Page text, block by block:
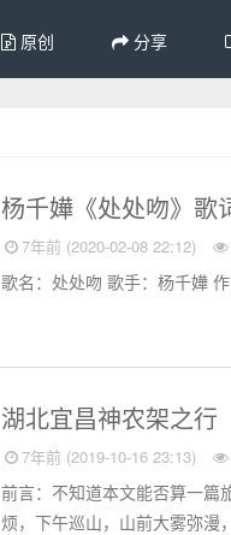
原创 分享
杨千嬅《处处吻》歌
7年前 (2020-02-08 22:12)
歌名：处处吻 歌手：杨千嬅
湖北宜昌神农架之行
7年前 (2019-10-16 23:13)
前言：不知道本文能否算一篇
烦，下午巡山，山前大雾弥漫